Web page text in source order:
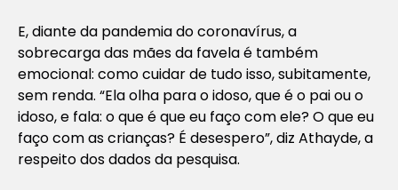
E, diante da pandemia do coronavírus, a
sobrecarga das mães da favela é também
emocional: como cuidar de tudo isso, subitamente,
sem renda. “Ela olha para o idoso, que é o pai ou o
idoso, e fala: o que é que eu faço com ele? O que eu
faço com as crianças? É desespero”, diz Athayde, a
respeito dos dados da pesquisa.